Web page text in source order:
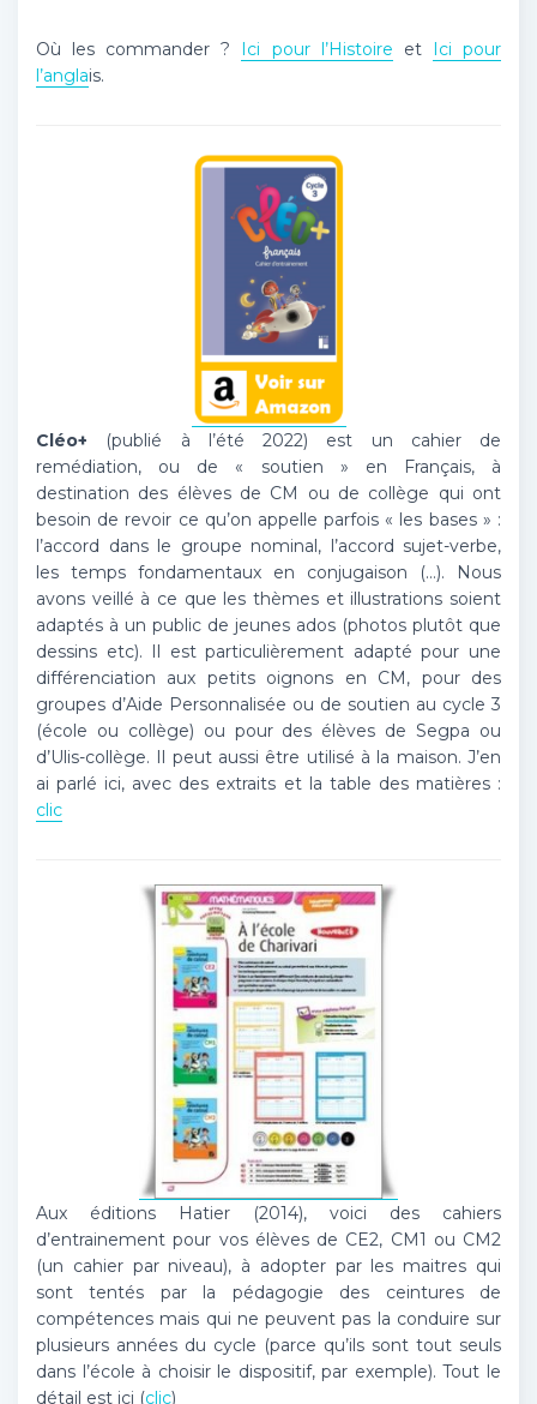
Où les commander ? Ici pour l’Histoire et Ici pour
l’anglais.
Cléo+ (publié à l’été 2022) est un cahier de
remédiation, ou de « soutien » en Français, à
destination des élèves de CM ou de collège qui ont
besoin de revoir ce qu’on appelle parfois « les bases » :
l’accord dans le groupe nominal, l’accord sujet-verbe,
les temps fondamentaux en conjugaison (…). Nous
avons veillé à ce que les thèmes et illustrations soient
adaptés à un public de jeunes ados (photos plutôt que
dessins etc). Il est particulièrement adapté pour une
différenciation aux petits oignons en CM, pour des
groupes d’Aide Personnalisée ou de soutien au cycle 3
(école ou collège) ou pour des élèves de Segpa ou
d’Ulis-collège. Il peut aussi être utilisé à la maison. J’en
ai parlé ici, avec des extraits et la table des matières :
clic
Aux éditions Hatier (2014), voici des cahiers
d’entrainement pour vos élèves de CE2, CM1 ou CM2
(un cahier par niveau), à adopter par les maitres qui
sont tentés par la pédagogie des ceintures de
compétences mais qui ne peuvent pas la conduire sur
plusieurs années du cycle (parce qu’ils sont tout seuls
dans l’école à choisir le dispositif, par exemple). Tout le
détail est ici (clic)